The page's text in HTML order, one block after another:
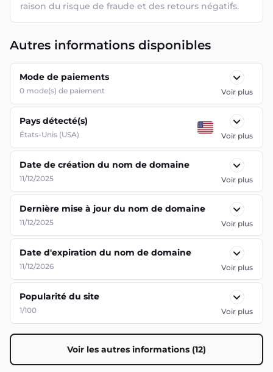
raison du risque de fraude et des retours négatifs.
Autres informations disponibles
Mode de paiements
0 mode(s) de paiement Voir plus
Pays détecté(s)
États-Unis (USA) Voir plus
Date de création du nom de domaine
11/12/2025 Voir plus
Dernière mise à jour du nom de domaine
11/12/2025 Voir plus
Date d'expiration du nom de domaine
11/12/2026 Voir plus
Popularité du site
1/100 Voir plus
Voir les autres informations (12)